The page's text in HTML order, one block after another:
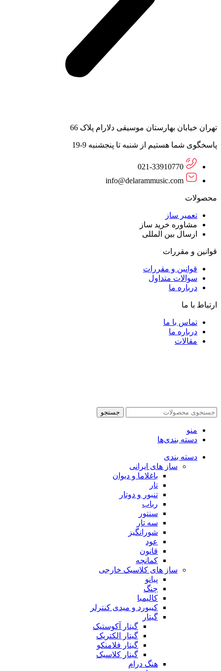
تهران خیابان بهارستان موسیقی دلارام پلاک 66
پاسخگوی شما هستیم از شنبه تا پنجشنبه 9-19
021-33910770
info@delarammusic.com
محصولات
تعمیر ساز
مشاوره خرید ساز
ارسال بین المللی
قوانین و مقررات
قوانین و مقررات
سوالات متداول
درباره ما
ارتباط با ما
تماس با ما
درباره ما
مقالات
جستجو
منو
دسته بندی‌ها
دسته بندی
ساز های ایرانی
باغلاما و دیوان
تار
تنبور و دوتار
رباب
سنتور
سه تار
شورانگیز
عود
قانون
کمانچه
ساز های کلاسیک خارجی
پیانو
چنگ
کالیمبا
کیبورد و میدی کنترلر
گیتار
گیتار آکوستیک
گیتار الکتریک
گیتار فلامنکو
گیتار کلاسیک
هنگ درام